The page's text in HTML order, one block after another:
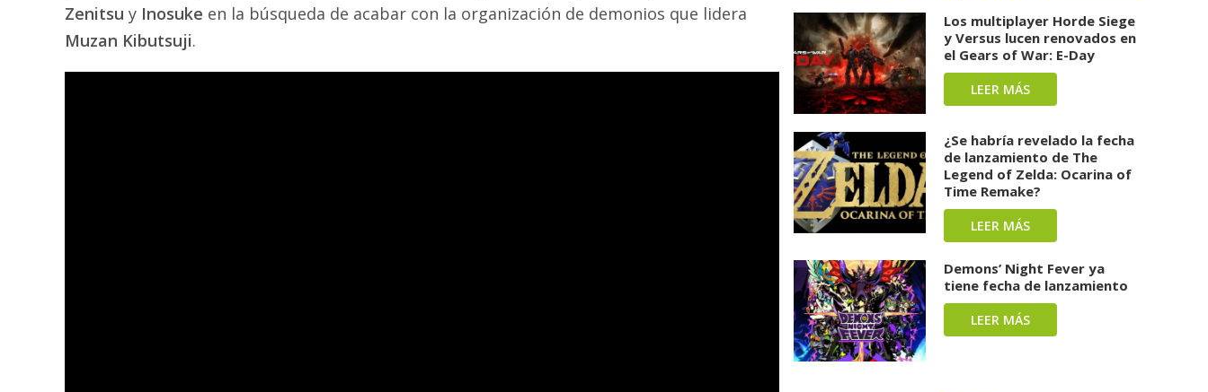
Zenitsu y Inosuke en la búsqueda de acabar con la organización de demonios que lidera
Muzan Kibutsuji.
Los multiplayer Horde Siege
y Versus lucen renovados en
el Gears of War: E-Day
LEER MÁS
¿Se habría revelado la fecha
de lanzamiento de The
Legend of Zelda: Ocarina of
Time Remake?
LEER MÁS
Demons’ Night Fever ya
tiene fecha de lanzamiento
LEER MÁS